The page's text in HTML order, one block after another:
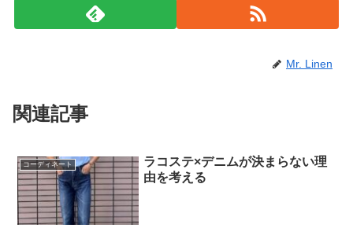
Mr. Linen
関連記事
コーディネート
ラコステ×デニムが決まらない理
由を考える